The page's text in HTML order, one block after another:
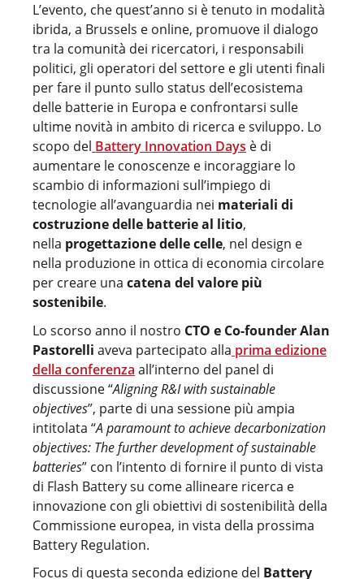
L’evento, che quest’anno si è tenuto in modalità
ibrida, a Brussels e online, promuove il dialogo
tra la comunità dei ricercatori, i responsabili
politici, gli operatori del settore e gli utenti finali
per fare il punto sullo status dell’ecosistema
delle batterie in Europa e confrontarsi sulle
ultime novità in ambito di ricerca e sviluppo. Lo
scopo del Battery Innovation Days è di
aumentare le conoscenze e incoraggiare lo
scambio di informazioni sull’impiego di
tecnologie all’avanguardia nei materiali di
costruzione delle batterie al litio,
nella progettazione delle celle, nel design e
nella produzione in ottica di economia circolare
per creare una catena del valore più
sostenibile.
Lo scorso anno il nostro CTO e Co-founder Alan
Pastorelli aveva partecipato alla prima edizione
della conferenza all’interno del panel di
discussione “Aligning R&I with sustainable
objectives”, parte di una sessione più ampia
intitolata “A paramount to achieve decarbonization
objectives: The further development of sustainable
batteries” con l’intento di fornire il punto di vista
di Flash Battery su come allineare ricerca e
innovazione con gli obiettivi di sostenibilità della
Commissione europea, in vista della prossima
Battery Regulation.
Focus di questa seconda edizione del Battery